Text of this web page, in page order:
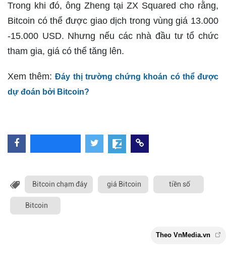
Trong khi đó, ông Zheng tại ZX Squared cho rằng,
Bitcoin có thể được giao dịch trong vùng giá 13.000
-15.000 USD. Nhưng nếu các nhà đầu tư tổ chức
tham gia, giá có thể tăng lên.
Xem thêm:Đáy thị trường chứng khoán có thể được
dự đoán bởi Bitcoin?
Bitcoin chạm đáy giá Bitcoin tiền số
Bitcoin